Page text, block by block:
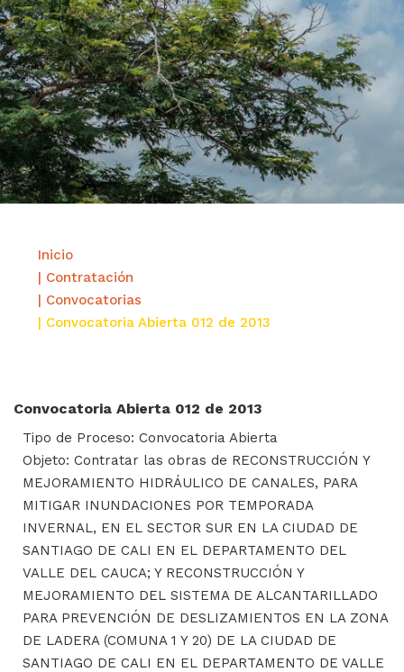
Inicio
| Contratación
| Convocatorias
| Convocatoria Abierta 012 de 2013
Convocatoria Abierta 012 de 2013
Tipo de Proceso: Convocatoria Abierta
Objeto: Contratar las obras de RECONSTRUCCIÓN Y
MEJORAMIENTO HIDRÁULICO DE CANALES, PARA
MITIGAR INUNDACIONES POR TEMPORADA
INVERNAL, EN EL SECTOR SUR EN LA CIUDAD DE
SANTIAGO DE CALI EN EL DEPARTAMENTO DEL
VALLE DEL CAUCA; Y RECONSTRUCCIÓN Y
MEJORAMIENTO DEL SISTEMA DE ALCANTARILLADO
PARA PREVENCIÓN DE DESLIZAMIENTOS EN LA ZONA
DE LADERA (COMUNA 1 Y 20) DE LA CIUDAD DE
SANTIAGO DE CALI EN EL DEPARTAMENTO DE VALLE